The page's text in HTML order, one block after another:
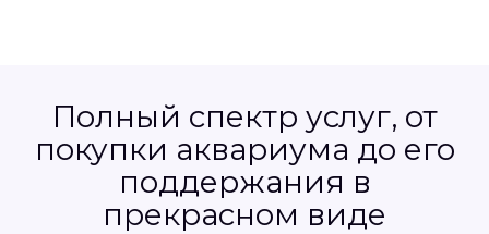
Полный спектр услуг, от
покупки аквариума до его
поддержания в
прекрасном виде